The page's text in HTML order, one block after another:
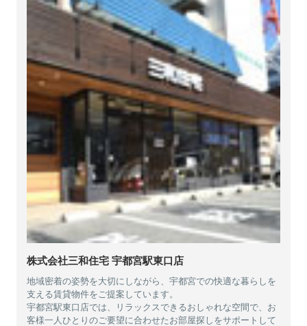
株式会社三和住宅 宇都宮駅東口店
地域密着の姿勢を大切にしながら、宇都宮での快適な暮らしを
支える賃貸物件をご提案しています。
宇都宮駅東口店では、リラックスできるおしゃれな空間で、お
客様一人ひとりのご要望に合わせたお部屋探しをサポートして